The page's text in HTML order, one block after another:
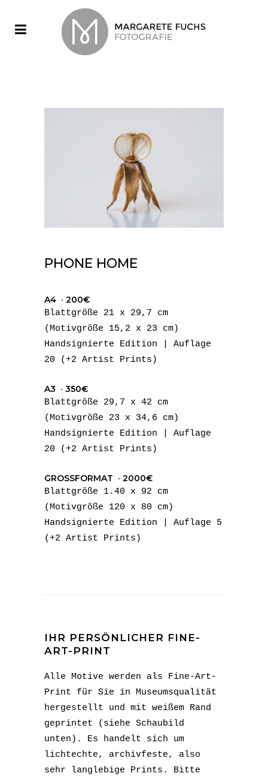
PHONE HOME
A4 · 200€
Blattgröße 21 x 29,7 cm
(Motivgröße 15,2 x 23 cm)
Handsignierte Edition | Auflage
20 (+2 Artist Prints)
A3 · 350€
Blattgröße 29,7 x 42 cm
(Motivgröße 23 x 34,6 cm)
Handsignierte Edition | Auflage
20 (+2 Artist Prints)
GROSSFORMAT · 2000€
Blattgröße 1.40 x 92 cm
(Motivgröße 120 x 80 cm)
Handsignierte Edition | Auflage 5
(+2 Artist Prints)
IHR PERSÖNLICHER FINE-
ART-PRINT
Alle Motive werden als Fine-Art-
Print für Sie in Museumsqualität
hergestellt und mit weißem Rand
geprintet (siehe Schaubild
unten). Es handelt sich um
lichtechte, archivfeste, also
sehr langlebige Prints. Bitte